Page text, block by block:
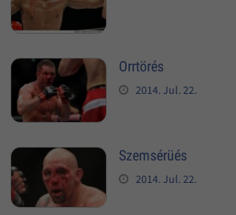
Orrtörés
2014. Jul. 22.
Szemsérüés
2014. Jul. 22.